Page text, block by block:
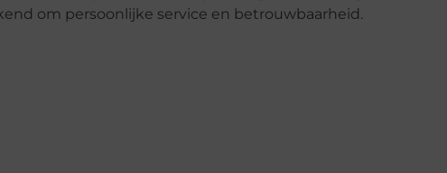
om persoonlijke service en betrouwbaarheid.